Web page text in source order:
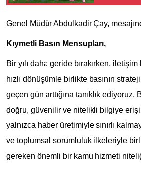
Genel Müdür Abdulkadir Çay,
Kıymetli Basın Mensupları,
Bir yılı daha geride bırakırken,
hızlı dönüşümle birlikte basının
geçen gün arttığına tanıklık ediyoruz.
doğru, güvenilir ve nitelikli bilgiye
yalnızca haber üretimiyle sınırlı
ve toplumsal sorumluluk ilkeleriyle
gereken önemli bir kamu hizmeti